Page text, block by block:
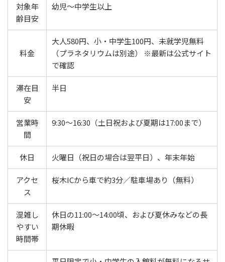
対象年
齢目安
幼児〜中学生以上
料金
大人580円、小・中学生100円、未就学児無料
（プラネタリウムは別途） ※最新は公式サイト
で確認
滞在目
安
半日
営業時
間
9:30〜16:30（土日祝および夏期は17:00まで）
休日 火曜日（祝日の場合は翌平日）、年末年始
アクセ
ス
桜木ICから車で約3分／駐車場あり（無料）
混雑し
やすい
時間帯
休日の11:00〜14:00頃、および夏休みなどの長
期休暇